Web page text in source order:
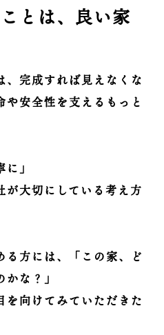
とは、良い家
完成すれば見えなくな
や安全性を支えるもっと
」
が大切にしている考え方
る方には、「この家、ど
な？」
を向けてみていただきた